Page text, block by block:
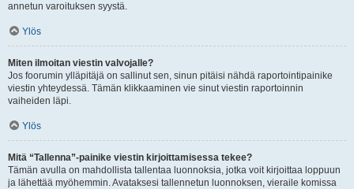
annetun varoituksen syystä.
Ylös
Miten ilmoitan viestin valvojalle?
Jos foorumin ylläpitäjä on sallinut sen, sinun pitäisi nähdä raportointipainike
viestin yhteydessä. Tämän klikkaaminen vie sinut viestin raportoinnin
vaiheiden läpi.
Ylös
Mitä “Tallenna”-painike viestin kirjoittamisessa tekee?
Tämän avulla on mahdollista tallentaa luonnoksia, jotka voit kirjoittaa loppuun
ja lähettää myöhemmin. Avataksesi tallennetun luonnoksen, vieraile komissa